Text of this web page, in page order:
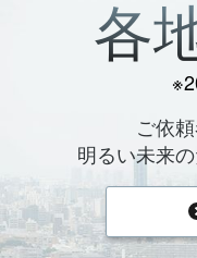
各
ご依
明るい未来